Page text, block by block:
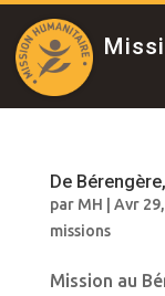
De
par MH Avr
missions
Mission au